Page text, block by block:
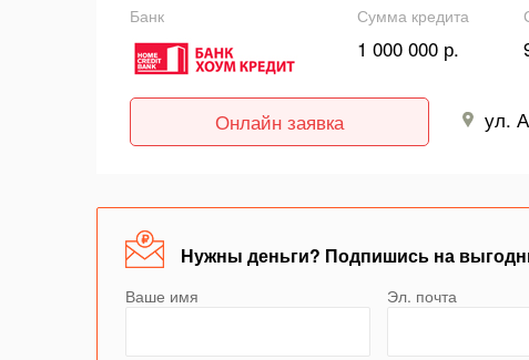
Банк Сумма кредита
1 000 000 р.
Онлайн заявка ул.
Нужны деньги? Подпишись на
Ваше имя Эл. почта